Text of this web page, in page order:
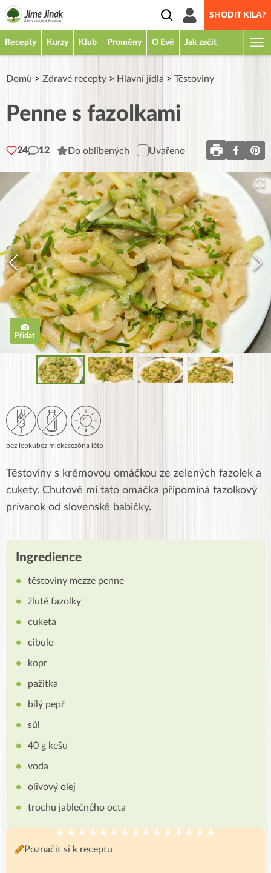
SHODIT KILA?
Recepty Kurzy Klub Proměny O Evě Jak začít
Domů > Zdravé recepty > Hlavní jídla > Těstoviny
Penne s fazolkami
24 12 Do oblíbených Uvařeno
Přidat
bez lepkubez mlékasezóna léto
Těstoviny s krémovou omáčkou ze zelených fazolek a
cukety. Chutově mi tato omáčka připomíná fazolkový
prívarok od slovenské babičky.
Ingredience
těstoviny mezze penne
žluté fazolky
cuketa
cibule
kopr
pažitka
bílý pepř
sůl
40 g kešu
voda
olivový olej
trochu jablečného octa
Poznačit si k receptu